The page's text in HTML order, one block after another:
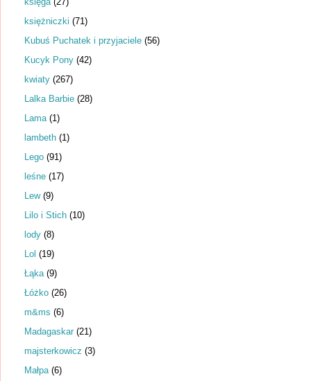
księżniczki (71)
Kubuś Puchatek i przyjaciele (56)
Kucyk Pony (42)
kwiaty (267)
Lalka Barbie (28)
Lama (1)
lambeth (1)
Lego (91)
leśne (17)
Lew (9)
Lilo i Stich (10)
lody (8)
Lol (19)
Łąka (9)
Łóżko (26)
m&ms (6)
Madagaskar (21)
majsterkowicz (3)
Małpa (6)